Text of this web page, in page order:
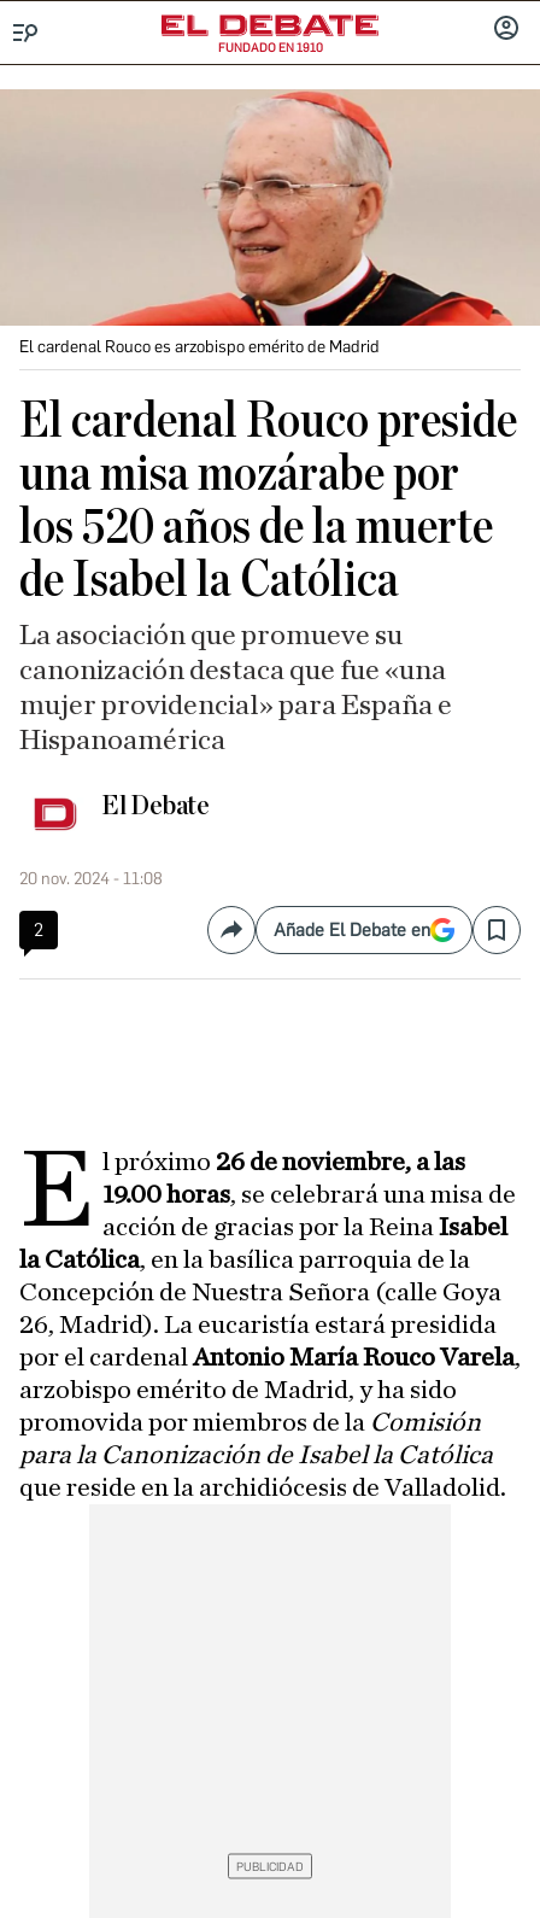
FUNDADO EN 1910
El cardenal Rouco es arzobispo emérito de Madrid
El cardenal Rouco preside
una misa mozárabe por
los 520 años de la muerte
de Isabel la Católica
La asociación que promueve su
canonización destaca que fue «una
mujer providencial» para España e
Hispanoamérica
El Debate
20 nov. 2024 - 11:08
2 CompartirAñade El Debate en Save
E l próximo 26 de noviembre, a las
19.00 horas, se celebrará una misa de
acción de gracias por la ReinaIsabel
la Católica, en la basílica parroquia de la
Concepción de Nuestra Señora (calle Goya
26, Madrid). La eucaristía estará presidida
por el cardenalAntonio María Rouco Varela,
arzobispo emérito de Madrid, y ha sido
promovida por miembros de la Comisión
para la Canonización de Isabel la Católica
que reside en la archidiócesis de Valladolid.